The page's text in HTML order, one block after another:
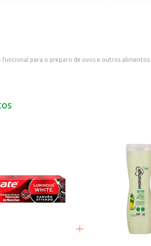
permite um cozimento eficiente e é adequada para uso doméstico, em lanchonetes, restaurantes pequenos
para evitar riscos na superfície.